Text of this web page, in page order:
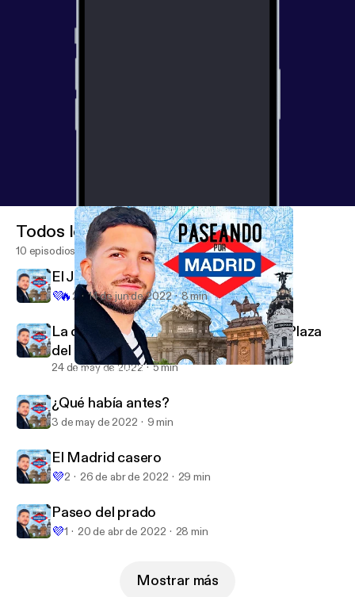
La casa de las 7 chimeneas - Edificio Plaza del rey
Todos los episodios
10 episodios
El Jardin de las delicias de El bosco
💜🔥 2 14 de jun de 2022 8 min
La casa de las 7 chimeneas - Edificio Plaza
del rey
24 de may de 2022 5 min
¿Qué había antes?
3 de may de 2022 9 min
El Madrid casero
💜2 26 de abr de 2022 29 min
Paseo del prado
💜1 20 de abr de 2022 28 min
Mostrar más